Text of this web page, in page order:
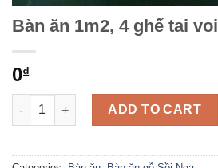
Bàn ăn 1m2, 4 ghế tai voi
0₫
Bàn ăn 1m2, 4 ghế tai voi quantity
ADD TO CART